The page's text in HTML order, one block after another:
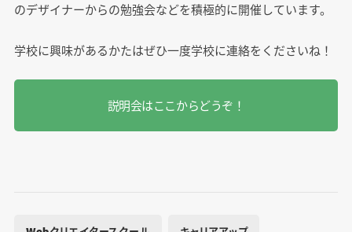
のデザイナーからの勉強会などを積極的に開催しています。
学校に興味があるかたはぜひ一度学校に連絡をくださいね！
説明会はここからどうぞ！